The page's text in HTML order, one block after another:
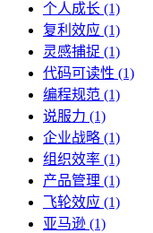
个人成长 (1)
复利效应 (1)
灵感捕捉 (1)
代码可读性 (1)
编程规范 (1)
说服力 (1)
企业战略 (1)
组织效率 (1)
产品管理 (1)
飞轮效应 (1)
亚马逊 (1)